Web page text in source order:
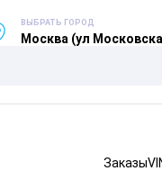
ВЫБРАТЬ ГОРОД
Москва (ул
Заказы